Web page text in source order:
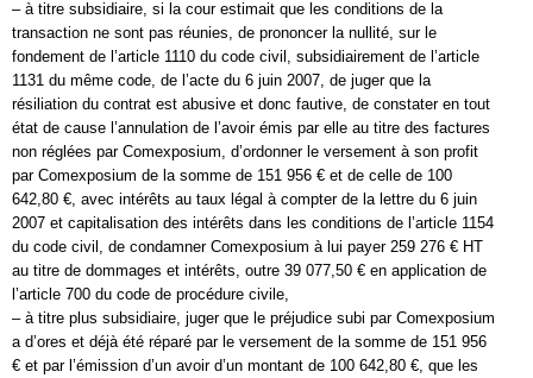
– à titre subsidiaire, si la cour estimait que les conditions de la
transaction ne sont pas réunies, de prononcer la nullité, sur le
fondement de l’article 1110 du code civil, subsidiairement de l’article
1131 du même code, de l’acte du 6 juin 2007, de juger que la
résiliation du contrat est abusive et donc fautive, de constater en tout
état de cause l’annulation de l’avoir émis par elle au titre des factures
non réglées par Comexposium, d’ordonner le versement à son profit
par Comexposium de la somme de 151 956 € et de celle de 100
642,80 €, avec intérêts au taux légal à compter de la lettre du 6 juin
2007 et capitalisation des intérêts dans les conditions de l’article 1154
du code civil, de condamner Comexposium à lui payer 259 276 € HT
au titre de dommages et intérêts, outre 39 077,50 € en application de
l’article 700 du code de procédure civile,
– à titre plus subsidiaire, juger que le préjudice subi par Comexposium
a d’ores et déjà été réparé par le versement de la somme de 151 956
€ et par l’émission d’un avoir d’un montant de 100 642,80 €, que les